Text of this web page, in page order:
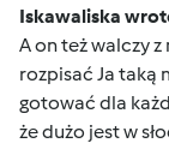
Iskawaliska
A on też walczy
rozpisać Ja taką
gotować dla
że dużo jest w